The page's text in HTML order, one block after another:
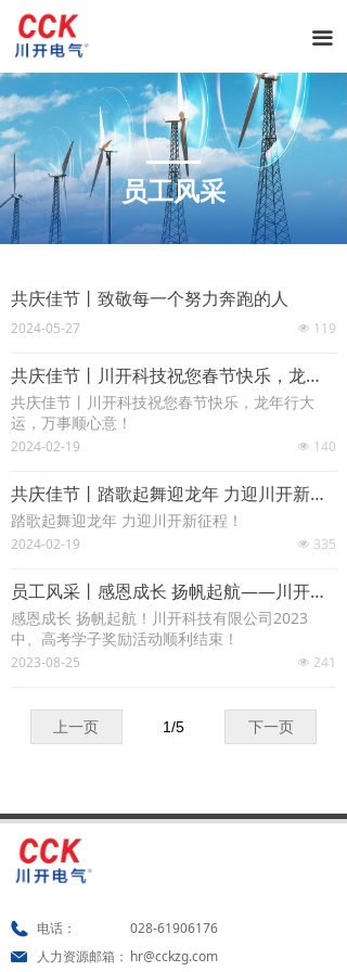
끀
首页
关于我们
ꄵ 企业简介
ꄵ 企业文化
川开观察
ꄵ 大事记
主营业务
ꄵ 电力工程
ꄵ 能源服务
服务领域
ꄵ 数据中心
ꄵ 公共建筑
ꄵ 电网行业
员工风采
共庆佳节丨致敬每一个努力奔跑的人
넶 119
2024-05-27
共庆佳节丨川开科技祝您春节快乐，龙年行大运，万事顺心意！
共庆佳节丨川开科技祝您春节快乐，龙年行大
运，万事顺心意！
넶 140
2024-02-19
共庆佳节丨踏歌起舞迎龙年 力迎川开新征程 ——川开实业集团有限公司&川开科技有限公司2024年度团拜会圆满结束！
踏歌起舞迎龙年 力迎川开新征程！
넶 335
2024-02-19
员工风采丨感恩成长 扬帆起航——川开科技有限公司2023中、高考学子奖励活动圆满结束！
感恩成长 扬帆起航！川开科技有限公司2023
中、高考学子奖励活动顺利结束！
넶 241
2023-08-25
上一页 下一页
1/5
电话：
028-61906176
人力资源邮箱： hr@cckzg.com